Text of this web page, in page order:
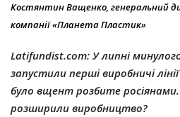
Костянтин Ващенко, генеральний
компанії «Планета Пластик»
Latifundist.com: У липні
запустили перші виробничі
було вщент розбите росіянами.
розширили виробництво?